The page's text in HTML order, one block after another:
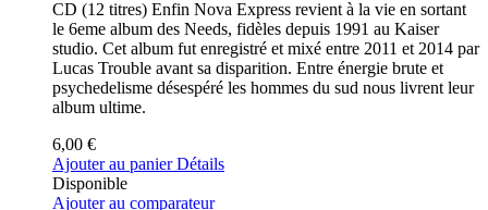
CD (12 titres) Enfin Nova Express revient à la vie en sortant
le 6eme album des Needs, fidèles depuis 1991 au Kaiser
studio. Cet album fut enregistré et mixé entre 2011 et 2014 par
Lucas Trouble avant sa disparition. Entre énergie brute et
psychedelisme désespéré les hommes du sud nous livrent leur
album ultime.
6,00 €
Ajouter au panier Détails
Disponible
Ajouter au comparateur